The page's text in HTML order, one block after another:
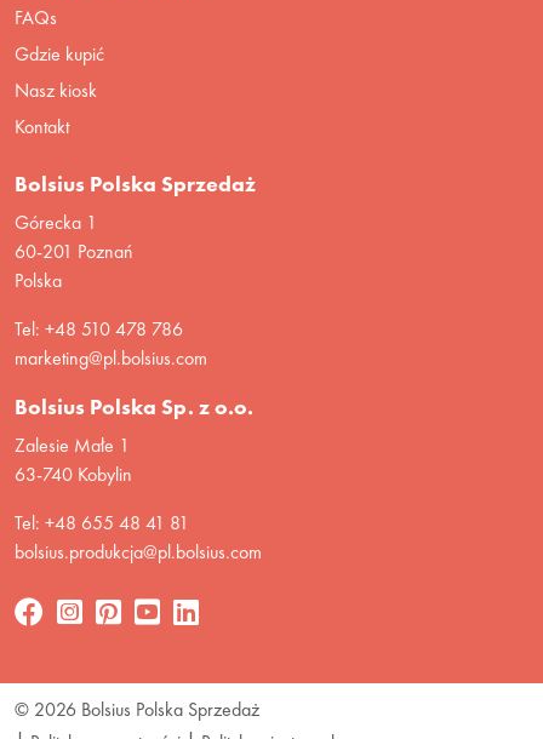
FAQs
Gdzie kupić
Nasz kiosk
Kontakt
Bolsius Polska Sprzedaż
Górecka 1
60-201 Poznań
Polska
Tel: +48 510 478 786
marketing@pl.bolsius.com
Bolsius Polska Sp. z o.o.
Zalesie Małe 1
63-740 Kobylin
Tel: +48 655 48 41 81
bolsius.produkcja@pl.bolsius.com
© 2026 Bolsius Polska Sprzedaż